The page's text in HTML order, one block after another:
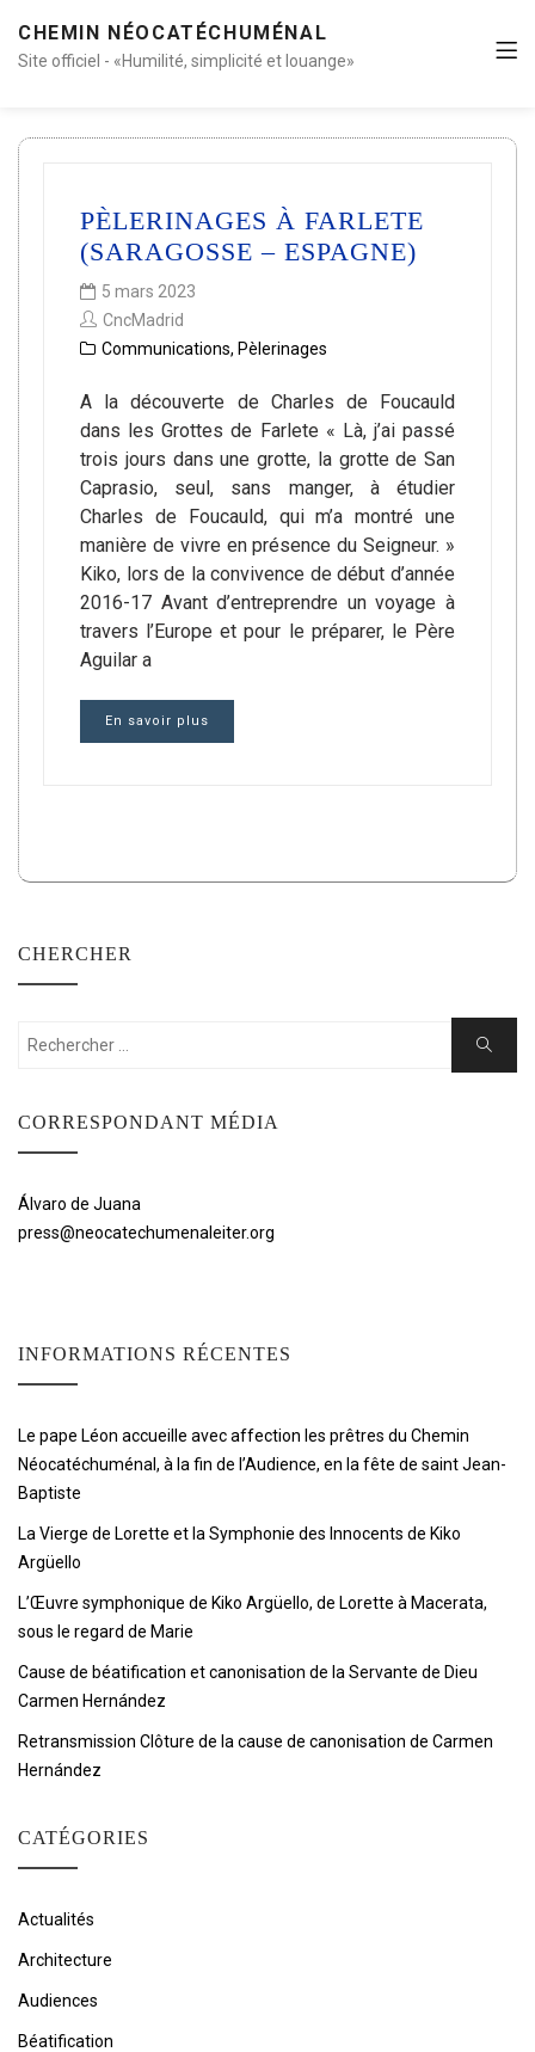
CHEMIN NÉOCATÉCHUMÉNAL
Site officiel - «Humilité, simplicité et louange»
PÈLERINAGES À FARLETE
(SARAGOSSE – ESPAGNE)
5 mars 2023
CncMadrid
Communications, Pèlerinages
A la découverte de Charles de Foucauld
dans les Grottes de Farlete « Là, j’ai passé
trois jours dans une grotte, la grotte de San
Caprasio, seul, sans manger, à étudier
Charles de Foucauld, qui m’a montré une
manière de vivre en présence du Seigneur. »
Kiko, lors de la convivence de début d’année
2016-17 Avant d’entreprendre un voyage à
travers l’Europe et pour le préparer, le Père
Aguilar a
En savoir plus
CHERCHER
Rechercher:
Chercher
CORRESPONDANT MÉDIA
Álvaro de Juana
press@neocatechumenaleiter.org
INFORMATIONS RÉCENTES
Le pape Léon accueille avec affection les prêtres du Chemin
Néocatéchuménal, à la fin de l’Audience, en la fête de saint Jean-
Baptiste
La Vierge de Lorette et la Symphonie des Innocents de Kiko
Argüello
L’Œuvre symphonique de Kiko Argüello, de Lorette à Macerata,
sous le regard de Marie
Cause de béatification et canonisation de la Servante de Dieu
Carmen Hernández
Retransmission Clôture de la cause de canonisation de Carmen
Hernández
CATÉGORIES
Actualités
Architecture
Audiences
Béatification